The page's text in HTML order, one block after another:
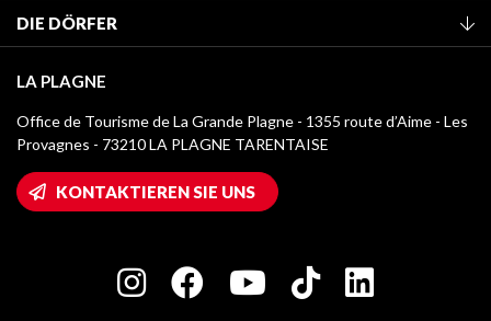
Mitglied des Fremdenverkehrsamtes werden
Klassifizierung von Möbeln
Kurtaxe
Mediathek
Logos La Plagne
Wifi-Zugang
Haus der Eigentümer
Charta der Engagierten Akteure
DIE DÖRFER
Montchavin - Les Coches
Champagny-en-Vanoise
Plagne 1800
LA PLAGNE
Office de Tourisme de La Grande Plagne - 1355 route d’Aime - Les
Provagnes - 73210 LA PLAGNE TARENTAISE
KONTAKTIEREN SIE UNS